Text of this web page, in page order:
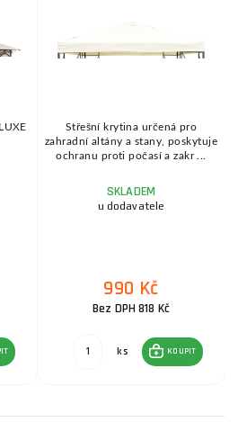
Střešní krytina určená pro
zahradní altány a stany, poskytuje
ochranu proti počasí a zakr ...
SKLADEM
u dodavatele
990 Kč
Bez DPH 818 Kč
ks KOUPIT